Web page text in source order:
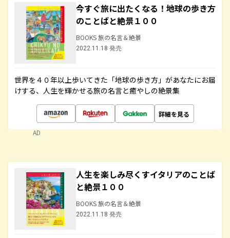
今すぐ旅に出たくなる！地球の歩き方
のことばと絶景１００
BOOKS 旅の名言＆絶景
2022.11.18 発売
世界を４０年以上歩いてきた「地球の歩き方」があなたにお届
けする、人生を輝かせる旅の名言と癒やしの絶景集
詳細を見る
AD
人生を楽しみ尽くすイタリアのことば
と絶景１００
BOOKS 旅の名言＆絶景
2022.11.18 発売